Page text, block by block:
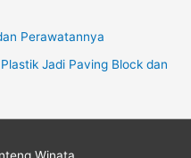
Perawatannya
Jadi Paving Block dan
Winata